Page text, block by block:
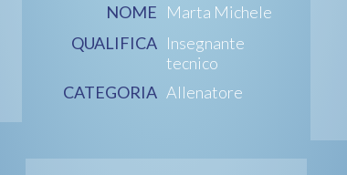
NOME Marta Michele
QUALIFICA Insegnante
tecnico
CATEGORIA Allenatore